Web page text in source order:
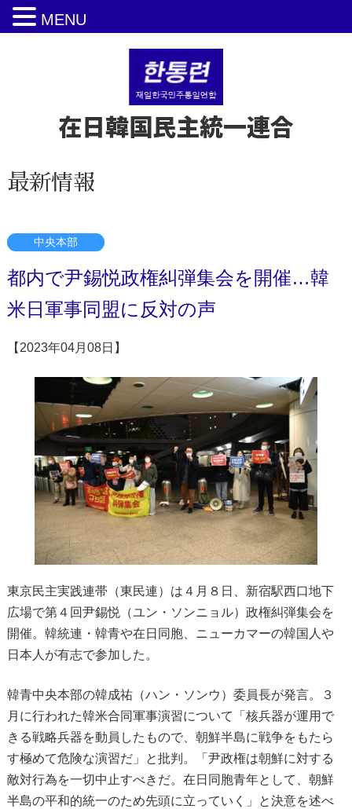
在日韓国民主統一連合
最新情報
中央本部
都内で尹錫悦政権糾弾集会を開催…韓
米日軍事同盟に反対の声
【2023年04月08日】
東京民主実践連帯（東民連）は４月８日、新宿駅西口地下
広場で第４回尹錫悦（ユン・ソンニョル）政権糾弾集会を
開催。韓統連・韓青や在日同胞、ニューカマーの韓国人や
日本人が有志で参加した。
韓青中央本部の韓成祐（ハン・ソンウ）委員長が発言。３
月に行われた韓米合同軍事演習について「核兵器が運用で
きる戦略兵器を動員したもので、朝鮮半島に戦争をもたら
す極めて危険な演習だ」と批判。「尹政権は朝鮮に対する
敵対行為を一切中止すべきだ。在日同胞青年として、朝鮮
半島の平和的統一のため先頭に立っていく」と決意を述べ
MENU